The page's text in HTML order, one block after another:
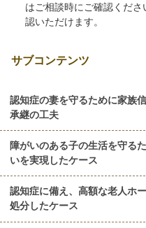
はご相談時にご確認くださ
認いただけます。
サブコンテンツ
認知症の妻を守るために家族
承継の工夫
障がいのある子の生活を守る
いを実現したケース
認知症に備え、高額な老人ホ
処分したケース